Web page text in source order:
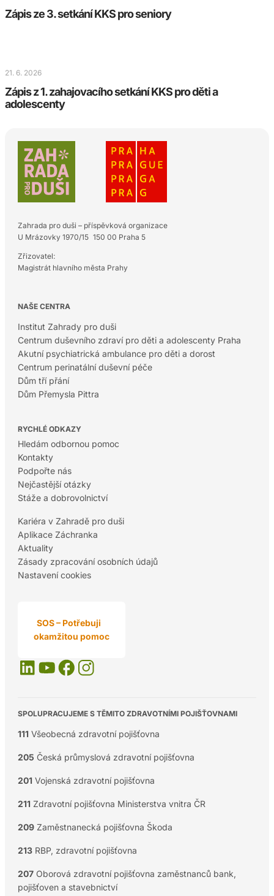
Zápis ze 3. setkání KKS pro seniory
21. 6. 2026
Zápis z 1. zahajovacího setkání KKS pro děti a
adolescenty
Zahrada pro duši – příspěvková organizace
U Mrázovky 1970/15 150 00 Praha 5
Zřizovatel:
Magistrát hlavního města Prahy
NAŠE CENTRA
Institut Zahrady pro duši
Centrum duševního zdraví pro děti a adolescenty Praha
Akutní psychiatrická ambulance pro děti a dorost
Centrum perinatální duševní péče
Dům tří přání
Dům Přemysla Pittra
RYCHLÉ ODKAZY
Hledám odbornou pomoc
Kontakty
Podpořte nás
Nejčastější otázky
Stáže a dobrovolnictví
Kariéra v Zahradě pro duši
Aplikace Záchranka
Aktuality
Zásady zpracování osobních údajů
Nastavení cookies
SOS – Potřebuji
okamžitou pomoc
SPOLUPRACUJEME S TĚMITO ZDRAVOTNÍMI POJIŠŤOVNAMI
111 Všeobecná zdravotní pojišťovna
205 Česká průmyslová zdravotní pojišťovna
201 Vojenská zdravotní pojišťovna
211 Zdravotní pojišťovna Ministerstva vnitra ČR
209Zaměstnanecká pojišťovna Škoda
213RBP, zdravotní pojišťovna
207Oborová zdravotní pojišťovna zaměstnanců bank,
pojišťoven a stavebnictví